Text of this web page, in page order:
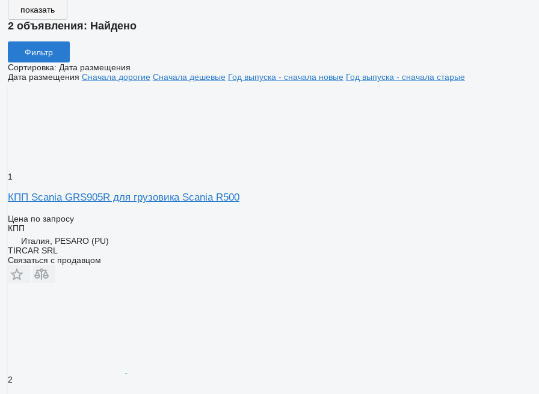
показать
2 объявления: Найдено
Фильтр
Сортировка: Дата размещения
Дата размещения Сначала дорогие Сначала дешевые Год выпуска - сначала новые Год выпуска - сначала старые
1
КПП Scania GRS905R для грузовика Scania R500
Цена по запросу
КПП
Италия, PESARO (PU)
TIRCAR SRL
Связаться с продавцом
2